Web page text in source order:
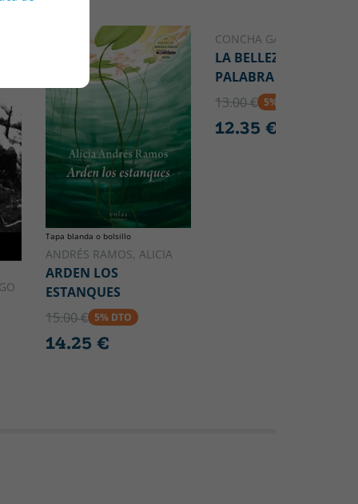
Tapa blanda o bolsillo
ANDRÉS RAMOS, ALICIA
ARDEN LOS
ESTANQUES
15.00 € 5% DTO
14.25 €
CONCHA GARCÍA
LA BELLEZA DE LA
PALABRA POÉTICA
13.00 € 5% DTO
12.35 €